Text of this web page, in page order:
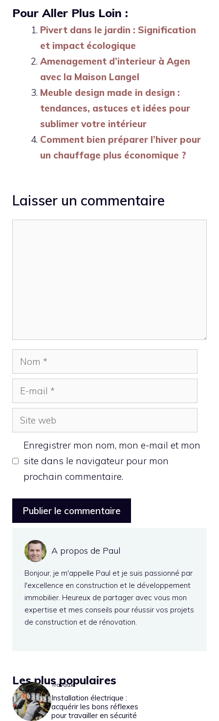
Pour Aller Plus Loin :
Pivert dans le jardin : Signification
et impact écologique
Amenagement d’interieur à Agen
avec la Maison Langel
Meuble design made in design :
tendances, astuces et idées pour
sublimer votre intérieur
Comment bien préparer l’hiver pour
un chauffage plus économique ?
Laisser un commentaire
Nom
mail
Site
web
Enregistrer mon nom, mon e-mail et mon
site dans le navigateur pour mon
prochain commentaire.
A propos de Paul
Bonjour, je m'appelle Paul et je suis passionné par
l'excellence en construction et le développement
immobilier. Heureux de partager avec vous mon
expertise et mes conseils pour réussir vos projets
de construction et de rénovation.
Les plus populaires
Travaux
Installation électrique :
acquérir les bons réflexes
pour travailler en sécurité